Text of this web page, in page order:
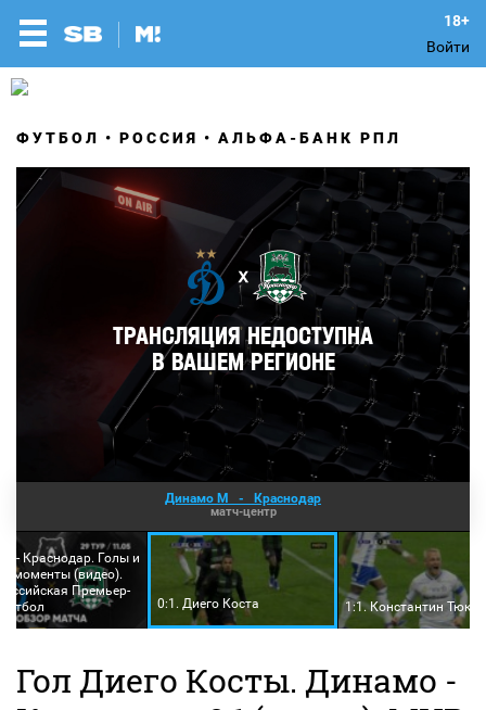
Войти
ФУТБОЛ РОССИЯ АЛЬФА-БАНК РПЛ
Динамо М - Краснодар
матч-центр
- Краснодар. Голы и
моменты (видео).
Премьер-
0:1. Диего Коста 1:1. Константин
Гол Диего Косты. Динамо -